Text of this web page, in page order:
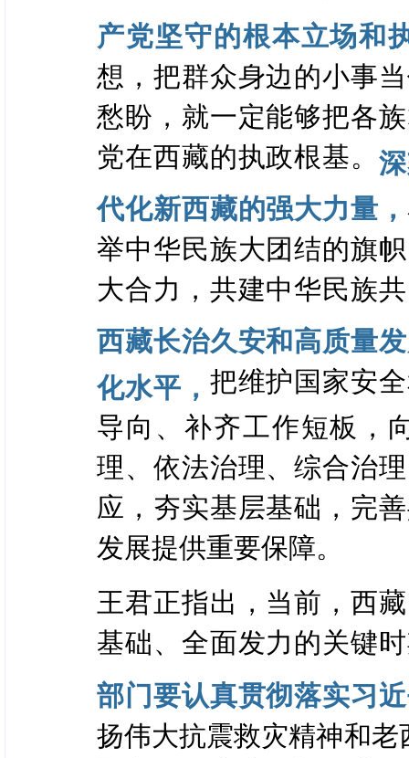
产党坚守的根本立场和
想，把群众身边的小事
愁盼，就一定能够把各
党在西藏的执政根基。
代化新西藏的强大力量，
举中华民族大团结的旗
大合力，共建中华民族
西藏长治久安和高质量
化水平， 把维护国家安
导向、补齐工作短板，
理、依法治理、综合治
应，夯实基层基础，完
发展提供重要保障。
王君正指出，当前，西
基础、全面发力的关键
部门要认真贯彻落实习
扬伟大抗震救灾精神和